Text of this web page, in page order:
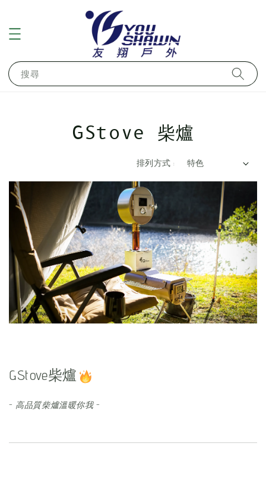
搜尋
GStove 柴爐
排列方式 :
GStove柴爐
- 高品質柴爐溫暖你我-